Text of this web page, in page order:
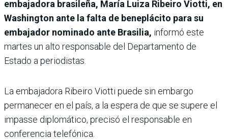
embajadora brasileña, María Luiza Ribeiro Viotti, en
Washington ante la falta de beneplácito para su
embajador nominado ante Brasilia, informó este
martes un alto responsable del Departamento de
Estado a periodistas.
La embajadora Ribeiro Viotti puede sin embargo
permanecer en el país, a la espera de que se supere el
impasse diplomático, precisó el responsable en
conferencia telefónica.